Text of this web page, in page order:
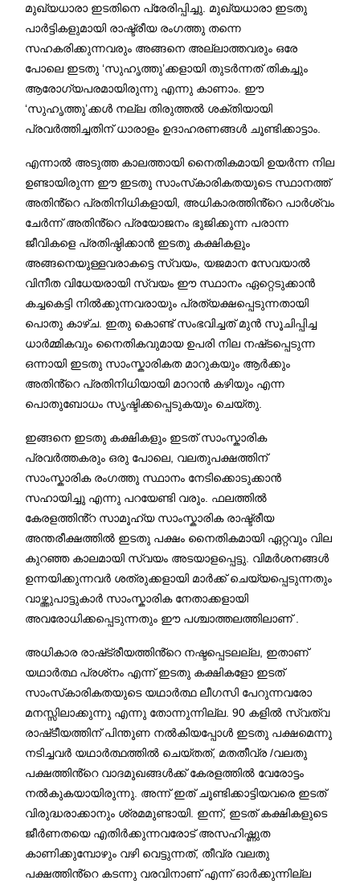
മുഖ്യധാരാ ഇടതിനെ പ്രേരിപ്പിച്ചു. മുഖ്യധാരാ ഇടതു
പാർട്ടികളുമായി രാഷ്ട്രീയ രംഗത്തു തന്നെ
സഹകരിക്കുന്നവരും അങ്ങനെ അല്ലാത്തവരും ഒരേ
പോലെ ഇടതു ‘സുഹൃത്തു’ക്കളായി തുടർന്നത് തികച്ചും
ആരോഗ്യപരമായിരുന്നു എന്നു കാണാം. ഈ
‘സുഹൃത്തു’ക്കൾ നല്ല തിരുത്തൽ ശക്തിയായി
പ്രവർത്തിച്ചതിന് ധാരാളം ഉദാഹരണങ്ങൾ ചൂണ്ടിക്കാട്ടാം.
എന്നാൽ അടുത്ത കാലത്തായി നൈതികമായി ഉയർന്ന നില
ഉണ്ടായിരുന്ന ഈ ഇടതു സാംസ്‌കാരികതയുടെ സ്ഥാനത്ത്
അതിൻ്റെ പ്രതിനിധികളായി, അധികാരത്തിൻ്റെ പാർശ്വം
ചേർന്ന് അതിൻ്റെ പ്രയോജനം ഭുജിക്കുന്ന പരാന്ന
ജീവികളെ പ്രതിഷ്ഠിക്കാൻ ഇടതു കക്ഷികളും
അങ്ങനെയുള്ളവരാകട്ടെ സ്വയം, യജമാന സേവയാൽ
വിനീത വിധേയരായി സ്വയം ഈ സ്ഥാനം ഏറ്റെടുക്കാൻ
കച്ചകെട്ടി നിൽക്കുന്നവരായും പ്രത്യക്ഷപ്പെടുന്നതായി
പൊതു കാഴ്ച. ഇതു കൊണ്ട് സംഭവിച്ചത് മുൻ സൂചിപ്പിച്ച
ധാർമ്മികവും നൈതികവുമായ ഉപരി നില നഷ്‌ടപ്പെടുന്ന
ഒന്നായി ഇടതു സാംസ്കാരികത മാറുകയും ആർക്കും
അതിൻ്റെ പ്രതിനിധിയായി മാറാൻ കഴിയും എന്ന
പൊതുബോധം സൃഷ്ടിക്കപ്പെടുകയും ചെയ്തു.
ഇങ്ങനെ ഇടതു കക്ഷികളും ഇടത് സാംസ്കാരിക
പ്രവർത്തകരും ഒരു പോലെ, വലതുപക്ഷത്തിന്
സാംസ്കാരിക രംഗത്തു സ്ഥാനം നേടിക്കൊടുക്കാൻ
സഹായിച്ചു എന്നു പറയേണ്ടി വരും. ഫലത്തിൽ
കേരളത്തിൻ്റ സാമൂഹ്യ സാംസ്കാരിക രാഷ്ട്രീയ
അന്തരീക്ഷത്തിൽ ഇടതു പക്ഷം നൈതികമായി ഏറ്റവും വില
കുറഞ്ഞ കാലമായി സ്വയം അടയാളപ്പെട്ടു. വിമർശനങ്ങൾ
ഉന്നയിക്കുന്നവർ ശത്രുക്കളായി മാർക്ക് ചെയ്യപ്പെടുന്നതും
വാഴ്ത്തുപാട്ടുകാർ സാംസ്കാരിക നേതാക്കളായി
അവരോധിക്കപ്പെടുന്നതും ഈ പശ്ചാത്തലത്തിലാണ് .
അധികാര രാഷ്‌ട്രീയത്തിൻ്റെ നഷ്ടപ്പെടലല്ല, ഇതാണ്
യഥാർത്ഥ പ്രശ്‌നം എന്ന് ഇടതു കക്ഷികളോ ഇടത്
സാംസ്‌കാരികതയുടെ യഥാർത്ഥ ലീഗസി പേറുന്നവരോ
മനസ്സിലാക്കുന്നു എന്നു തോന്നുന്നില്ല. 90 കളിൽ സ്വത്വ
രാഷ്‌ടീയത്തിന് പിന്തുണ നൽകിയപ്പോൾ ഇടതു പക്ഷമെന്നു
നടിച്ചവർ യഥാർത്ഥത്തിൽ ചെയ്തത്, മതതീവ്ര /വലതു
പക്ഷത്തിൻ്റെ വാദമുഖങ്ങൾക്ക് കേരളത്തിൽ വേരോട്ടം
നൽകുകയായിരുന്നു. അന്ന് ഇത് ചൂണ്ടിക്കാട്ടിയവരെ ഇടത്
വിരുദ്ധരാക്കാനും ശ്രമമുണ്ടായി. ഇന്ന്, ഇടത് കക്ഷികളുടെ
ജീർണതയെ എതിർക്കുന്നവരോട് അസഹിഷ്ണുത
കാണിക്കുമ്പോഴും വഴി വെട്ടുന്നത്, തീവ്ര വലതു
പക്ഷത്തിൻ്റെ കടന്നു വരവിനാണ് എന്ന് ഓർക്കുന്നില്ല